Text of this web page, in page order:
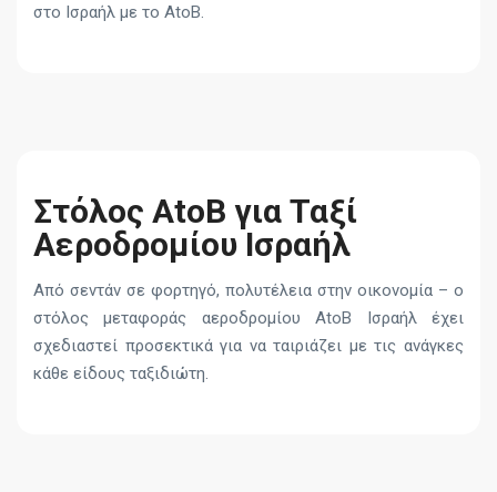
στο Ισραήλ με το AtoB.
Στόλος AtoB για Ταξί
Αεροδρομίου Ισραήλ
Από σεντάν σε φορτηγό, πολυτέλεια στην οικονομία – ο
στόλος μεταφοράς αεροδρομίου AtoB Ισραήλ έχει
σχεδιαστεί προσεκτικά για να ταιριάζει με τις ανάγκες
κάθε είδους ταξιδιώτη.